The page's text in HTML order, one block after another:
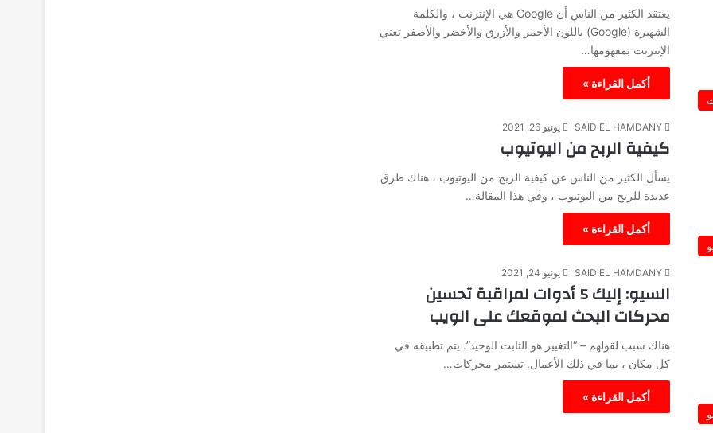
يعتقد الكثير من الناس أن Google هي الإنترنت ، والكلمة
الشهيرة (Google) باللون الأحمر والأزرق والأخضر والأصفر تعني
الإنترنت بمفهومها…
أكمل القراءة »
SAID EL HAMDANY يونيو 26, 2021
كيفية الربح من اليوتيوب
يسأل الكثير من الناس عن كيفية الربح من اليوتيوب ، هناك طرق
عديدة للربح من اليوتيوب ، وفي هذا المقالة…
أكمل القراءة »
SAID EL HAMDANY يونيو 24, 2021
السيو: إليك 5 أدوات لمراقبة تحسين
محركات البحث لموقعك على الويب
هناك سبب لقولهم – “التغيير هو الثابت الوحيد”. يتم تطبيقه في
كل مكان ، بما في ذلك الأعمال. تستمر محركات…
أكمل القراءة »